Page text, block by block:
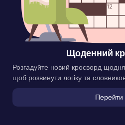
Щоденний
Розгадуйте новий кросворд
щоб розвинути логіку та
Перейти